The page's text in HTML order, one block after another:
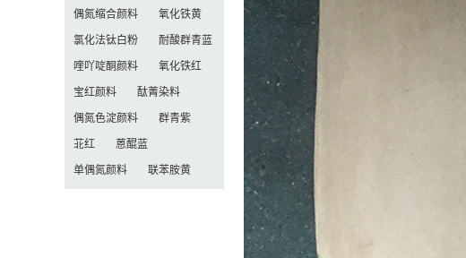
偶氮缩合颜料 氧化铁黄
氯化法钛白粉 耐酸群青蓝
喹吖啶酮颜料 氧化铁红
宝红颜料 酞菁染料
偶氮色淀颜料 群青紫
苝红 蒽醌蓝
单偶氮颜料 联苯胺黄